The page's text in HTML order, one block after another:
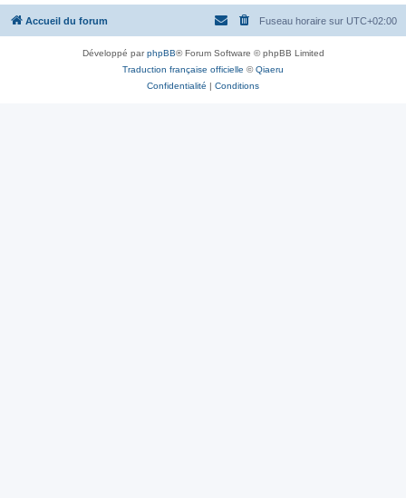
Accueil du forum Fuseau horaire sur UTC+02:00
Développé parphpBB® Forum Software © phpBB Limited
Traduction française officielle ©Qiaeru
Confidentialité | Conditions